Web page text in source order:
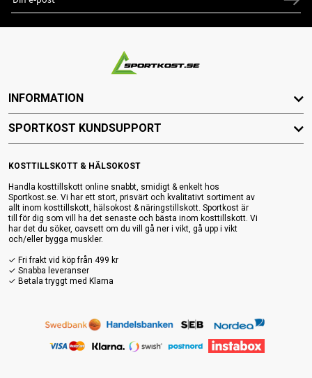
KOSTTILLSKOTT & HÄLSOKOST
Handla kosttillskott online snabbt, smidigt & enkelt hos
Sportkost.se. Vi har ett stort, prisvärt och kvalitativt sortiment av
allt inom kosttillskott, hälsokost & näringstillskott. Sportkost är
till för dig som vill ha det senaste och bästa inom kosttillskott. Vi
har det du söker, oavsett om du vill gå ner i vikt, gå upp i vikt
och/eller bygga muskler.
✓ Fri frakt vid köp från 499 kr
✓ Snabba leveranser
✓ Betala tryggt med Klarna
INFORMATION
SPORTKOST KUNDSUPPORT